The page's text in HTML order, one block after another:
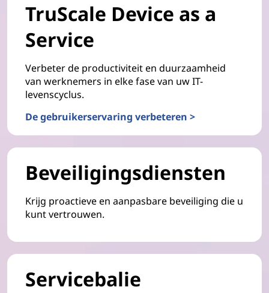
TruScale Device as a
Service
Verbeter de productiviteit en duurzaamheid
van werknemers in elke fase van uw IT-
levenscyclus.
De gebruikerservaring verbeteren >
Beveiligingsdiensten
Krijg proactieve en aanpasbare beveiliging die u
kunt vertrouwen.
Servicebalie